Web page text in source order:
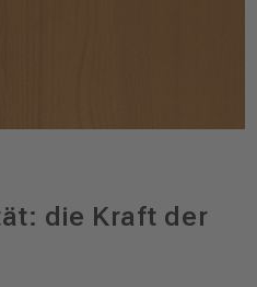
die Kraft der